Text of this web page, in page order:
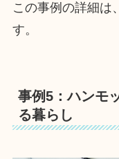
この事例の詳細は、
す。
事例5：ハンモ
る暮らし